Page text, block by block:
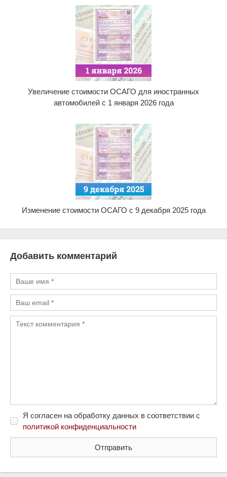
Увеличение стоимости ОСАГО для иностранных
автомобилей с 1 января 2026 года
Изменение стоимости ОСАГО с 9 декабря 2025 года
Добавить комментарий
Я согласен на обработку данных в соответствии с
политикой конфиденциальности